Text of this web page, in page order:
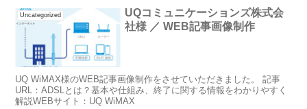
Uncategorized
UQコミュニケーションズ株式会
社様 ／ WEB記事画像制作
UQ WiMAX様のWEB記事画像制作をさせていただきました。 記事
URL：ADSLとは？基本や仕組み、終了に関する情報をわかりやすく
解説WEBサイト：UQ WiMAX